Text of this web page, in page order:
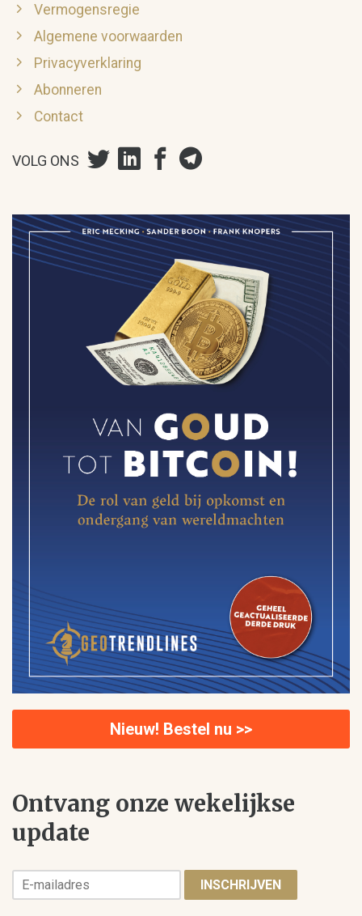
Vermogensregie
Algemene voorwaarden
Privacyverklaring
Abonneren
Contact
VOLG ONS
Nieuw! Bestel nu >>
Ontvang onze wekelijkse
update
INSCHRIJVEN